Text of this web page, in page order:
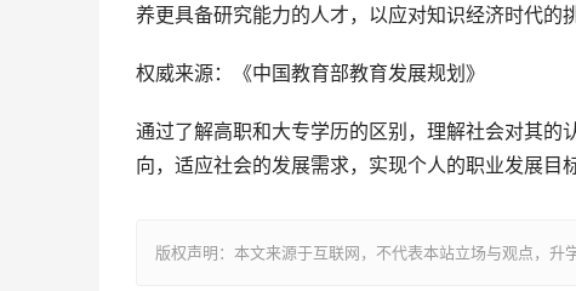
养更具备研究能力的人才，以应对知识经济时代的挑
权威来源：《中国教育部教育发展规划》
通过了解高职和大专学历的区别，理解社会对其
向，适应社会的发展需求，实现个人的职业发展目标
版权声明：本文来源于互联网，不代表本站立场与观点，升